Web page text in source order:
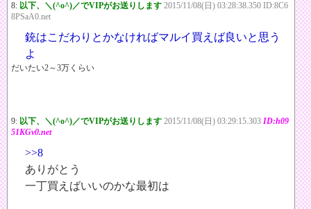
8: 以下、＼(^o^)／でVIPがお送りします 2015/11/08(日) 03:28:38.350 ID:8C6
8PSaA0.net
銃はこだわりとかなければマルイ買えば良いと思う
よ
だいたい2～3万くらい
9: 以下、＼(^o^)／でVIPがお送りします 2015/11/08(日) 03:29:15.303 ID:h09
51KGv0.net
>>8
ありがとう
一丁買えばいいのかな最初は